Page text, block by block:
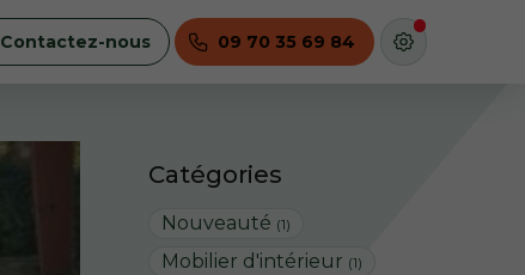
Contactez-nous 09 70 35 69 84
Catégories
Nouveauté (1)
Mobilier d'intérieur (1)